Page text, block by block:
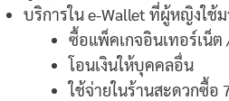
บริการใน e-Wallet ที่ผู้หญิงใช้
ซื้อแพ็คเกจอินเทอร์เน็ต
โอนเงินให้บุคคลอื่น
ใช้จ่ายในร้านสะดวกซื้อ